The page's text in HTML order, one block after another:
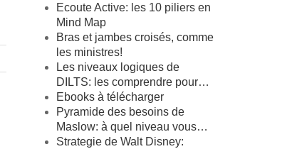
Ecoute Active: les 10 piliers en
Mind Map
Bras et jambes croisés, comme
les ministres!
Les niveaux logiques de
DILTS: les comprendre pour…
Ebooks à télécharger
Pyramide des besoins de
Maslow: à quel niveau vous…
Strategie de Walt Disney: